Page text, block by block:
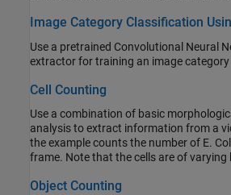
just about anything, for example, dogs,
Image Category Classification
Use a pretrained Convolutional Neural
extractor for training an image category
Cell Counting
Use a combination of basic
analysis to extract information from a
the example counts the number of E.
frame. Note that the cells are of
Object Counting